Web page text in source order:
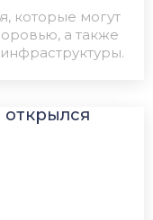
которые могут
а также